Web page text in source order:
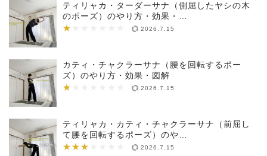
ティリャカ・ターダーサナ（側屈したヤシの木
のポーズ）のやり方・効果・…
★
★★★★★★★ 2026.7.15
カティ・チャクラーサナ（腰を回転するポー
ズ）のやり方・効果・図解
★
★★★★★★★ 2026.7.15
ティリャカ・カティ・チャクラーサナ（前屈し
て腰を回転するポーズ）のや…
★★★
★★★★★★★ 2026.7.15